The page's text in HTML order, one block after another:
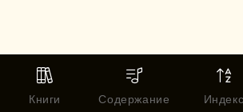
Книги Содержание Индекс